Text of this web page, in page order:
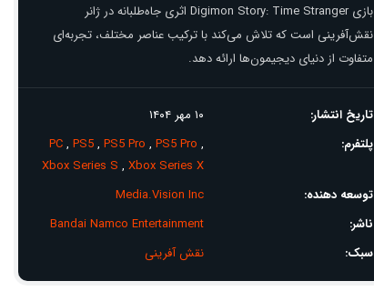
بازی Digimon Story: Time Stranger اثری جاه‌طلبانه در ژانر
نقش‌آفرینی است که تلاش می‌کند با ترکیب عناصر مختلف، تجربه‌ای
متفاوت از دنیای دیجیمون‌ها ارائه دهد.
تاریخ انتشار:
۱۰ مهر ۱۴۰۴
پلتفرم:
PC, PS5, PS5 Pro , PS5 Pro ,
Xbox Series S , Xbox Series X
توسعه دهنده:
Media.Vision Inc
ناشر:
Bandai Namco Entertainment
سبک:
نقش آفرینی